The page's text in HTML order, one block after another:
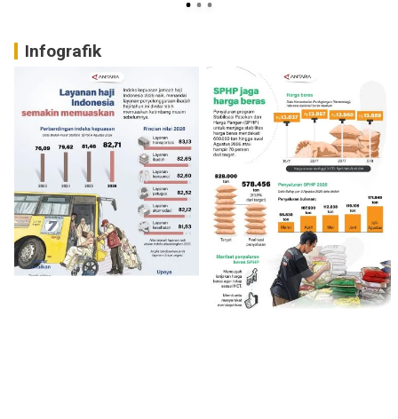
Infografik